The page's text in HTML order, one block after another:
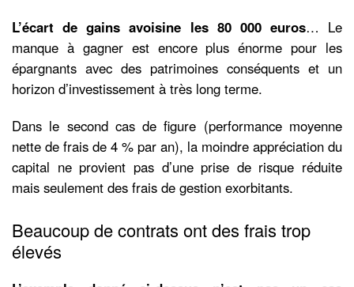
L’écart de gains avoisine les 80 000 euros… Le
manque à gagner est encore plus énorme pour les
épargnants avec des patrimoines conséquents et un
horizon d’investissement à très long terme.
Dans le second cas de figure (performance moyenne
nette de frais de 4 % par an), la moindre appréciation du
capital ne provient pas d’une prise de risque réduite
mais seulement des frais de gestion exorbitants.
Beaucoup de contrats ont des frais trop
élevés